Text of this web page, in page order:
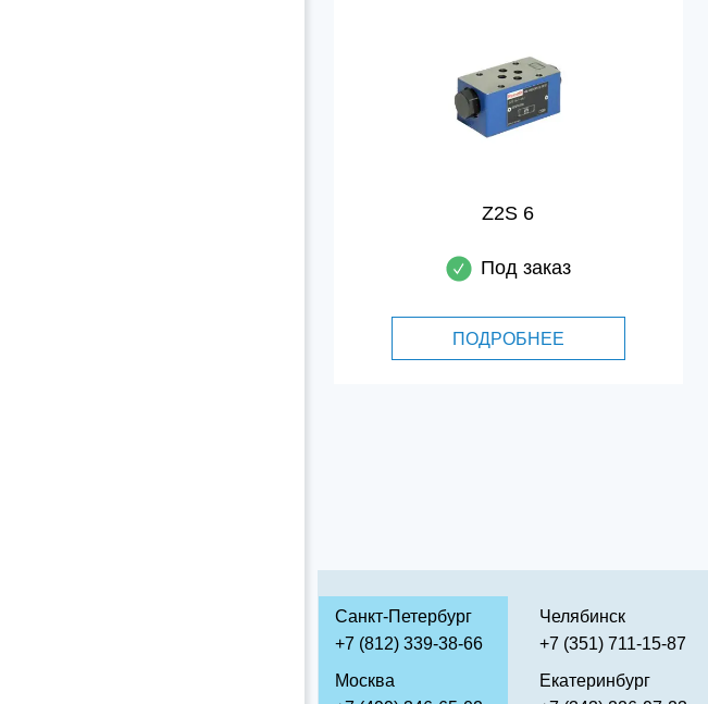
Z2S 6
Под заказ
ПОДРОБНЕЕ
Санкт-Петербург
+7 (812) 339-38-66
Москва
Челябинск
+7 (351) 711-15-87
Екатеринбург